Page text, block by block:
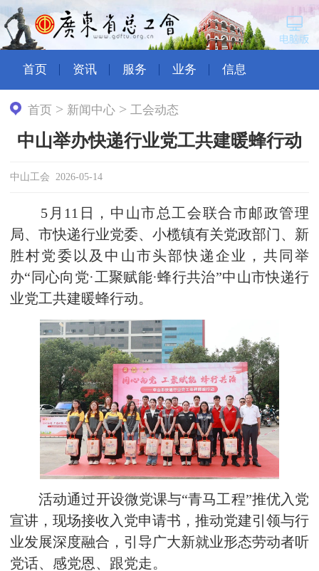
首页 资讯 服务 业务 信息
首页 > 新闻中心 > 工会动态
中山举办快递行业党工共建暖蜂行动
中山工会 2026-05-14
5月11日，中山市总工会联合市邮政管理
局、市快递行业党委、小榄镇有关党政部门、新
胜村党委以及中山市头部快递企业，共同举
办“同心向党·工聚赋能·蜂行共治”中山市快递行
业党工共建暖蜂行动。
活动通过开设微党课与“青马工程”推优入党
宣讲，现场接收入党申请书，推动党建引领与行
业发展深度融合，引导广大新就业形态劳动者听
党话、感党恩、跟党走。